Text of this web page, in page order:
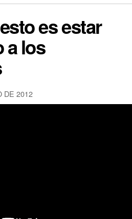
es estar
a los
DE 2012